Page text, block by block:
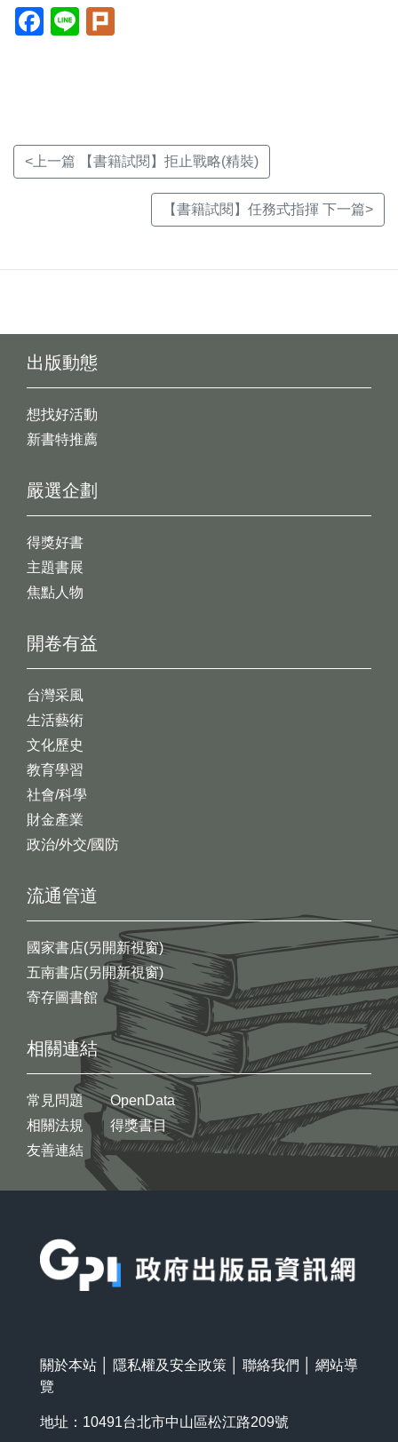
Facebook(另
開
Line(另
開
<上一篇 【書籍試閱】拒止戰略(精裝)
【書籍試閱】任務式指揮 下一篇>
出版動態
想找好活動
新書特推薦
開卷有益
台灣采風
生活藝術
文化歷史
教育學習
社會/科學
財金產業
政治/外交/國防
嚴選企劃
得獎好書
主題書展
焦點人物
流通管道
國家書店(另開新視窗)
五南書店(另開新視窗)
寄存圖書館
相關連結
常見問題
相關法規
友善連結
OpenData
得獎書目
關於本站 隱私權及安全政策 聯絡我們
網站導
覽
地址：10491台北市中山區松江路209號